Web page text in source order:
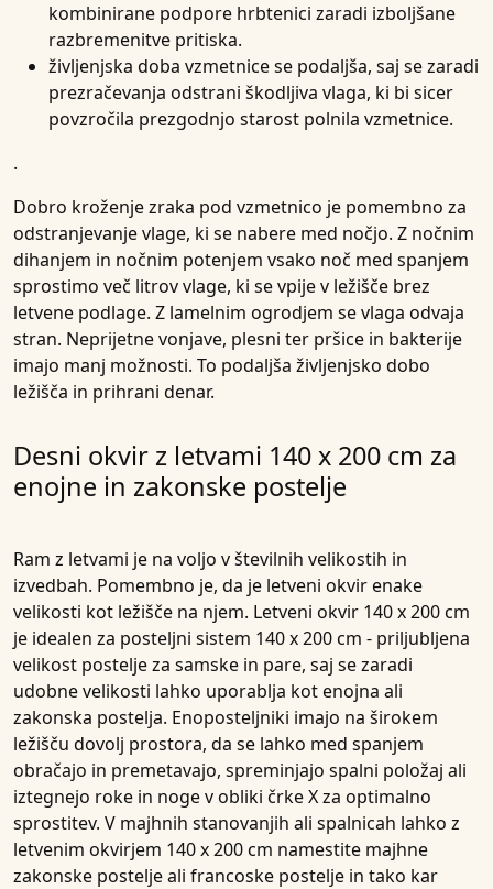
kombinirane podpore hrbtenici zaradi izboljšane
razbremenitve pritiska.
življenjska doba vzmetnicese podaljša, saj se zaradi
prezračevanja odstrani škodljiva vlaga, ki bi sicer
povzročila prezgodnjo starost polnila vzmetnice.
.
Dobro kroženje zraka pod vzmetnico je pomembno za
odstranjevanje vlage, ki se nabere med nočjo. Z nočnim
dihanjem in nočnim potenjem vsako noč med spanjem
sprostimo več litrov vlage, ki se vpije v ležišče brez
letvene podlage. Z lamelnim ogrodjem se vlaga odvaja
stran. Neprijetne vonjave, plesni ter pršice in bakterije
imajo manj možnosti. To podaljša življenjsko dobo
ležišča in prihrani denar.
Desni okvir z letvami 140 x 200 cm za
enojne in zakonske postelje
Ram z letvami je na voljo v številnih velikostih in
izvedbah. Pomembno je, da je letveni okvir enake
velikosti kot ležišče na njem. Letveni okvir 140 x 200 cm
je idealen za posteljni sistem 140 x 200 cm - priljubljena
velikost postelje za samske in pare, saj se zaradi
udobne velikosti lahko uporablja kot enojna ali
zakonska postelja. Enoposteljniki imajo na širokem
ležišču dovolj prostora, da se lahko med spanjem
obračajo in premetavajo, spreminjajo spalni položaj ali
iztegnejo roke in noge v obliki črke X za optimalno
sprostitev. V majhnih stanovanjih ali spalnicah lahko z
letvenim okvirjem 140 x 200 cm namestite majhne
zakonske postelje ali francoske postelje in tako kar